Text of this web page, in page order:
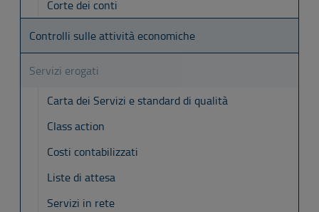
Corte dei conti
Controlli sulle attività economiche
Servizi erogati
Carta dei Servizi e standard di qualità
Class action
Costi contabilizzati
Liste di attesa
Servizi in rete